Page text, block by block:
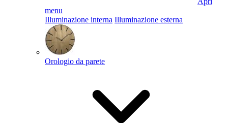
menu
Illuminazione interna Illuminazione esterna
Orologio da parete